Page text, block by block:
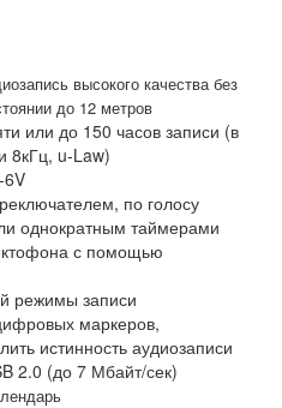
высокого качества без
до 12 метров
или до 150 часов записи (в
8кГц, u-Law)
по голосу
однократным таймерами
с помощью
режимы записи
маркеров,
истинность аудиозаписи
2.0 (до 7 Мбайт/сек)